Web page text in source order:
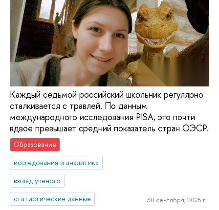
Каждый седьмой российский школьник регулярно
сталкивается с травлей. По данным
международного исследования PISA, это почти
вдвое превышает средний показатель стран ОЭСР.
Образование
исследования и аналитика
взгляд ученого
статистические данные
30 сентября, 2025 г.